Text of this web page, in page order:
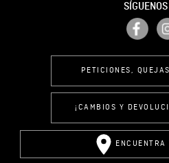
PETICIONES,
¡CAMBIOS Y